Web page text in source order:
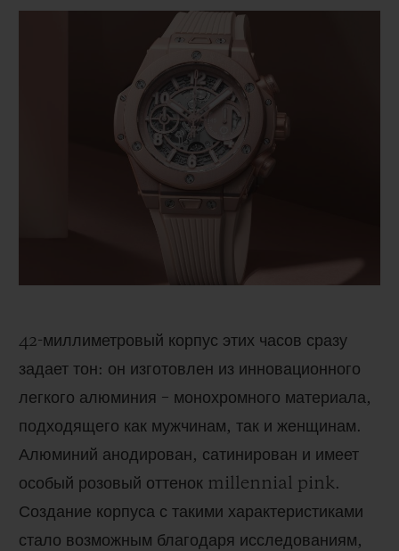
уверенный подход к жизни. Это свежий взгляд
на стиль и дизайн.
Такая иллюстрация новой эпохи не могла
ускользнуть от внимания Лапо Элканна,
основателя и креативного директора
, и его команды. Именно такой образ
и Garage
42-миллиметровый корпус этих часов сразу
задает тон: он изготовлен из инновационного
легкого алюминия – монохромного материала,
подходящего как мужчинам, так и женщинам.
Алюминий анодирован, сатинирован и имеет
особый розовый оттенок millennial pink.
Создание корпуса с такими характеристиками
стало возможным благодаря исследованиям,